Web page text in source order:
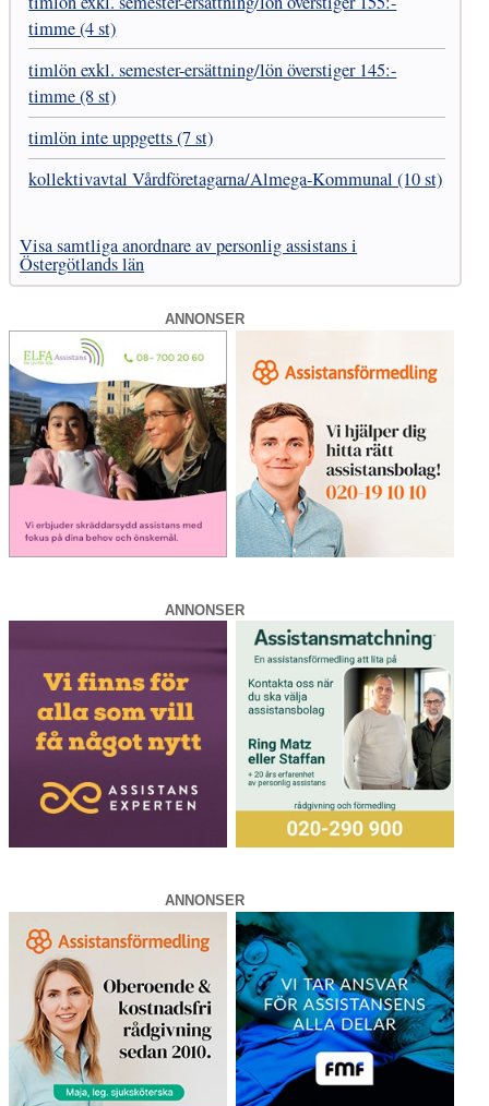
timme (4 st)
timlön exkl. semester-ersättning/lön överstiger 145:-
timme (8 st)
timlön inte uppgetts (7 st)
kollektivavtal Vård­företagarna­/­Almega-Kommunal (10 st)
Visa samtliga anordnare av personlig assistans i
Östergötlands län
ANNONSER
ANNONSER
ANNONSER